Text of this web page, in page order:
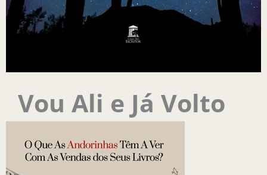
Vou Ali e Já Volto